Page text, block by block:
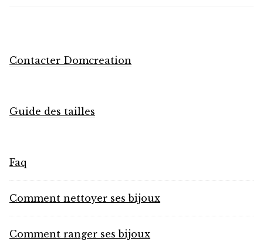
Contacter Domcreation
Guide des tailles
Faq
Comment nettoyer ses bijoux
Comment ranger ses bijoux